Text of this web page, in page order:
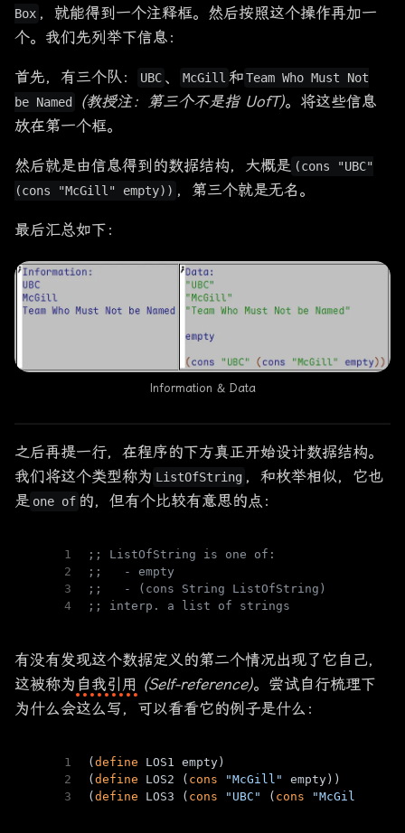
Box ，就能得到一个注释框。然后按照这个操作再加一
个。我们先列举下信息：
首先，有三个队： UBC 、 McGill 和 Team Who Must Not
be Named
(教授注：第三个不是指 UofT)。将这些信息
放在第一个框。
然后就是由信息得到的数据结构，大概是 (cons "UBC"
(cons "McGill" empty)) ，第三个就是无名。
最后汇总如下：
Information & Data
之后再提一行，在程序的下方真正开始设计数据结构。
我们将这个类型称为 ListOfString ，和枚举相似，它也
是 one of 的，但有个比较有意思的点：
1
2
3
4
;; ListOfString is one of:
;;   - empty
;;   - (cons String ListOfString)
;; interp. a list of strings
有没有发现这个数据定义的第二个情况出现了它自己，
这被称为 自我引用 (Self-reference)。尝试自行梳理下
为什么会这么写，可以看看它的例子是什么：
1
2
3
(define LOS1 empty)
(define LOS2 ( cons "McGill"
empty))
(define LOS3 ( cons "UBC" ( cons "McGill"